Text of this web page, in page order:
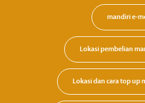
mandiri e-
Lokasi pembelian
Lokasi dan cara top up